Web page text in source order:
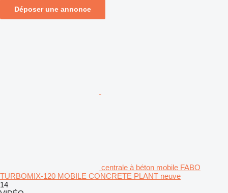
Déposer une annonce
centrale à béton mobile FABO
TURBOMIX-120 MOBILE CONCRETE PLANT neuve
14